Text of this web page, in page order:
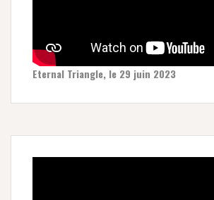
Eternal Triangle, le 29 juin 2023